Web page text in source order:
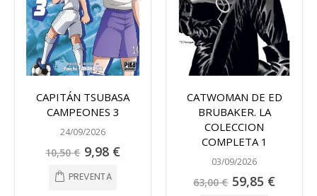
CAPITÁN TSUBASA
CAMPEONES 3
24/09/2026
10,50 € Precio
especial
9,98 €
PREVENTA
CATWOMAN DE ED
BRUBAKER. LA
COLECCION
COMPLETA 1
03/09/2026
63,00 € Precio
especial
59,85 €